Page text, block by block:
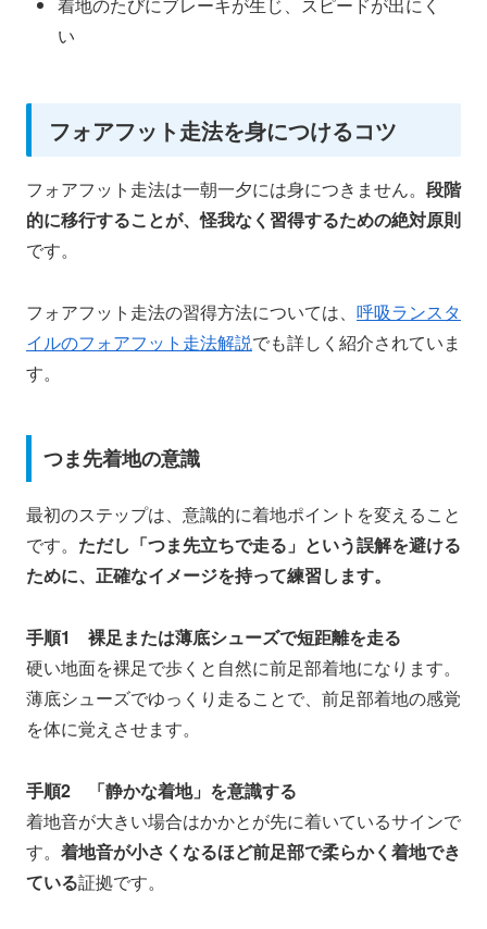
い
フォアフット走法を身につけるコツ
フォアフット走法は一朝一夕には身につきません。 段階
的に移行することが、怪我なく習得するための絶対原則
です。
フォアフット走法の習得方法については、 呼吸ランスタ
イルのフォアフット走法解説でも詳しく紹介されていま
す。
つま先着地の意識
最初のステップは、意識的に着地ポイントを変えること
です。 ただし「つま先立ちで走る」という誤解を避ける
ために、正確なイメージを持って練習します。
手順1 裸足または薄底シューズで短距離を走る
硬い地面を裸足で歩くと自然に前足部着地になります。
薄底シューズでゆっくり走ることで、前足部着地の感覚
を体に覚えさせます。
手順2 「静かな着地」を意識する
着地音が大きい場合はかかとが先に着いているサインで
す。 着地音が小さくなるほど前足部で柔らかく着地でき
ている証拠です。